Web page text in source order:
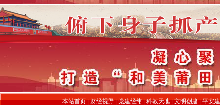
本站首页|财经视野|党建经纬|科教天地|文明创建|平安